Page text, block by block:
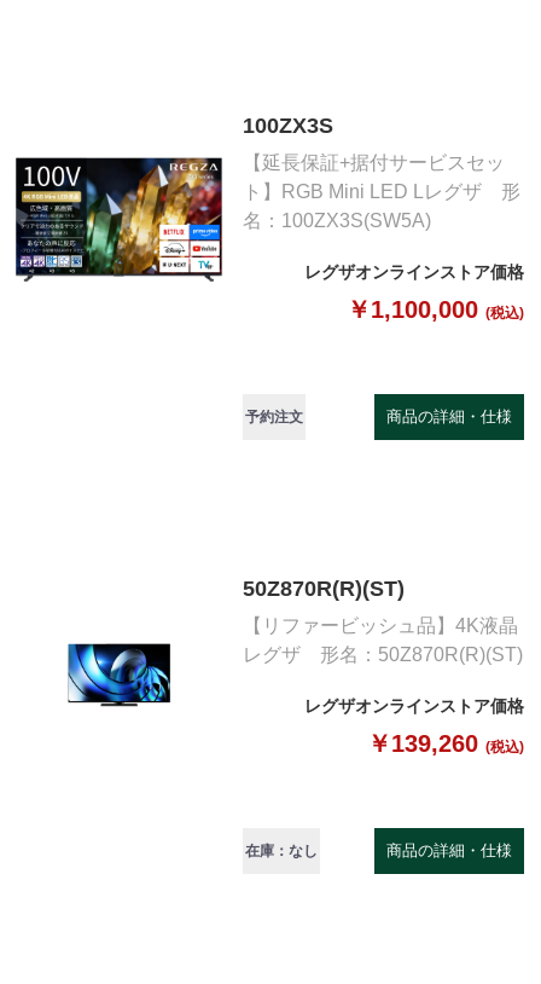
100ZX3S
【延長保証+据付サービスセッ
ト】RGB Mini LED Lレグザ 形
名：100ZX3S(SW5A)
レグザオンラインストア価格
￥1,100,000 (税込)
予約注文 商品の詳細・仕様
50Z870R(R)(ST)
【リファービッシュ品】4K液晶
レグザ 形名：50Z870R(R)(ST)
レグザオンラインストア価格
￥139,260 (税込)
在庫：なし 商品の詳細・仕様